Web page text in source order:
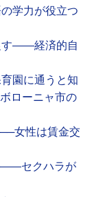
学力が役立つ
す――経済的自
園に通うと知
ローニャ市の
女性は賃金交
セクハラが